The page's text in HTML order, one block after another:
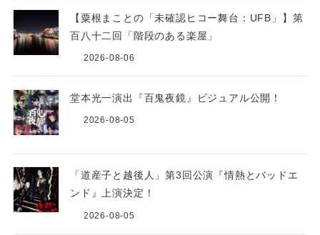
【粟根まことの「未確認ヒコー舞台：UFB」】第
百八十二回「階段のある楽屋」
2026-08-06
堂本光一演出『百鬼夜鏡』ビジュアル公開！
2026-08-05
「道産子と越後人」第3回公演『情熱とバッドエ
ンド』上演決定！
2026-08-05